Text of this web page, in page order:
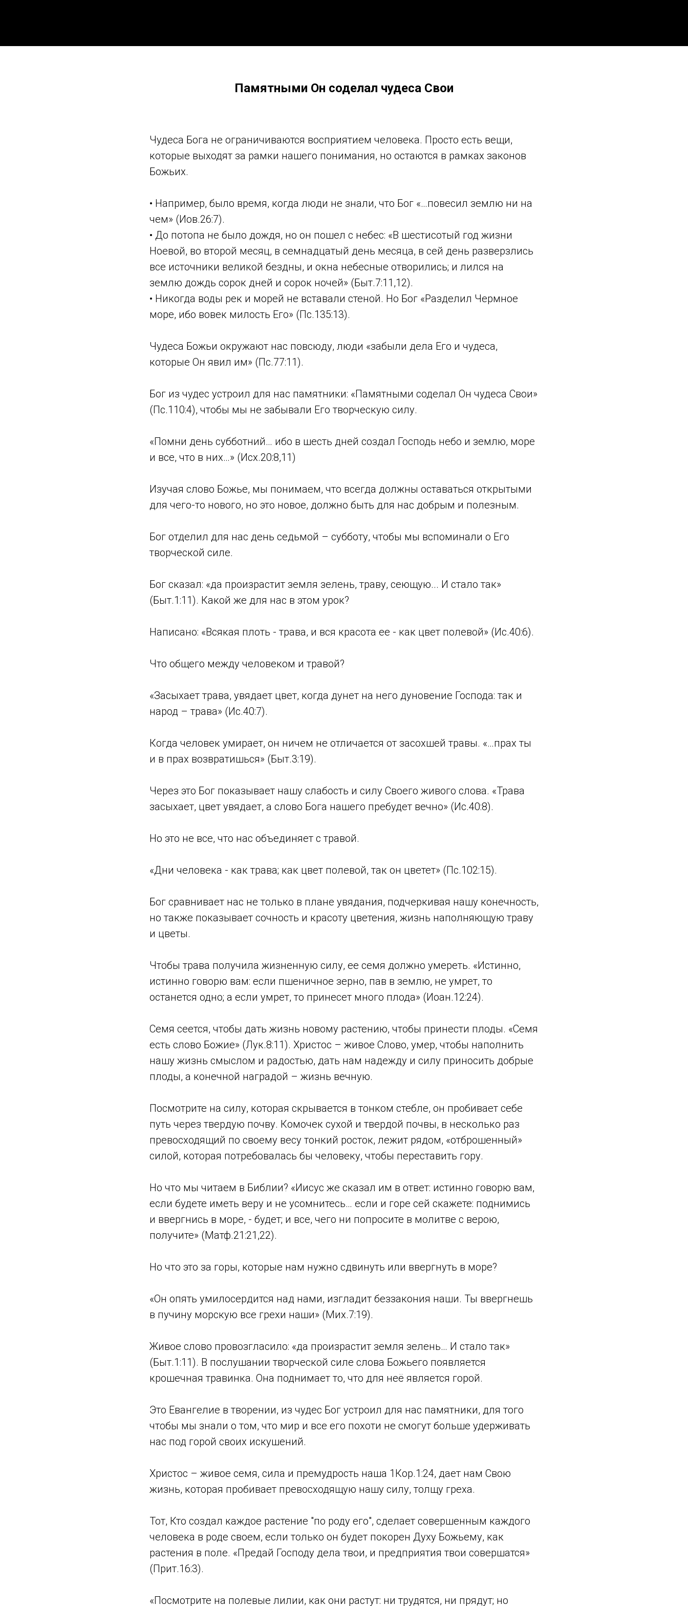
Памятными Он соделал чудеса Свои
Чудеса Бога не ограничиваются восприятием человека. Просто есть вещи,
которые выходят за рамки нашего понимания, но остаются в рамках законов
Божьих.
• Например, было время, когда люди не знали, что Бог «…повесил землю ни на
чем» (Иов.26:7).
• До потопа не было дождя, но он пошел с небес: «В шестисотый год жизни
Ноевой, во второй месяц, в семнадцатый день месяца, в сей день разверзлись
все источники великой бездны, и окна небесные отворились; и лился на
землю дождь сорок дней и сорок ночей» (Быт.7:11,12).
• Никогда воды рек и морей не вставали стеной. Но Бог «Разделил Чермное
море, ибо вовек милость Его» (Пс.135:13).
Чудеса Божьи окружают нас повсюду, люди «забыли дела Его и чудеса,
которые Он явил им» (Пс.77:11).
Бог из чудес устроил для нас памятники: «Памятными соделал Он чудеса Свои»
(Пс.110:4), чтобы мы не забывали Его творческую силу.
«Помни день субботний… ибо в шесть дней создал Господь небо и землю, море
и все, что в них…» (Исх.20:8,11)
Изучая слово Божье, мы понимаем, что всегда должны оставаться открытыми
для чего-то нового, но это новое, должно быть для нас добрым и полезным.
Бог отделил для нас день седьмой – субботу, чтобы мы вспоминали о Его
творческой силе.
Бог сказал: «да произрастит земля зелень, траву, сеющую... И стало так»
(Быт.1:11). Какой же для нас в этом урок?
Написано: «Всякая плоть - трава, и вся красота ее - как цвет полевой» (Ис.40:6).
Что общего между человеком и травой?
«Засыхает трава, увядает цвет, когда дунет на него дуновение Господа: так и
народ – трава» (Ис.40:7).
Когда человек умирает, он ничем не отличается от засохшей травы. «…прах ты
и в прах возвратишься» (Быт.3:19).
Через это Бог показывает нашу слабость и силу Своего живого слова. «Трава
засыхает, цвет увядает, а слово Бога нашего пребудет вечно» (Ис.40:8).
Но это не все, что нас объединяет с травой.
«Дни человека - как трава; как цвет полевой, так он цветет» (Пс.102:15).
Бог сравнивает нас не только в плане увядания, подчеркивая нашу конечность,
но также показывает сочность и красоту цветения, жизнь наполняющую траву
и цветы.
Чтобы трава получила жизненную силу, ее семя должно умереть. «Истинно,
истинно говорю вам: если пшеничное зерно, пав в землю, не умрет, то
останется одно; а если умрет, то принесет много плода» (Иоан.12:24).
Семя сеется, чтобы дать жизнь новому растению, чтобы принести плоды. «Семя
есть слово Божие» (Лук.8:11). Христос – живое Слово, умер, чтобы наполнить
нашу жизнь смыслом и радостью, дать нам надежду и силу приносить добрые
плоды, а конечной наградой – жизнь вечную.
Посмотрите на силу, которая скрывается в тонком стебле, он пробивает себе
путь через твердую почву. Комочек сухой и твердой почвы, в несколько раз
превосходящий по своему весу тонкий росток, лежит рядом, «отброшенный»
силой, которая потребовалась бы человеку, чтобы переставить гору.
Но что мы читаем в Библии? «Иисус же сказал им в ответ: истинно говорю вам,
если будете иметь веру и не усомнитесь… если и горе сей скажете: поднимись
и ввергнись в море, - будет; и все, чего ни попросите в молитве с верою,
получите» (Матф.21:21,22).
Но что это за горы, которые нам нужно сдвинуть или ввергнуть в море?
«Он опять умилосердится над нами, изгладит беззакония наши. Ты ввергнешь
в пучину морскую все грехи наши» (Мих.7:19).
Живое слово провозгласило: «да произрастит земля зелень… И стало так»
(Быт.1:11). В послушании творческой силе слова Божьего появляется
крошечная травинка. Она поднимает то, что для неё является горой.
Это Евангелие в творении, из чудес Бог устроил для нас памятники, для того
чтобы мы знали о том, что мир и все его похоти не смогут больше удерживать
нас под горой своих искушений.
Христос – живое семя, сила и премудрость наша 1Кор.1:24, дает нам Свою
жизнь, которая пробивает превосходящую нашу силу, толщу греха.
Тот, Кто создал каждое растение "по роду его", сделает совершенным каждого
человека в роде своем, если только он будет покорен Духу Божьему, как
растения в поле. «Предай Господу дела твои, и предприятия твои совершатся»
(Прит.16:3).
«Посмотрите на полевые лилии, как они растут: ни трудятся, ни прядут; но